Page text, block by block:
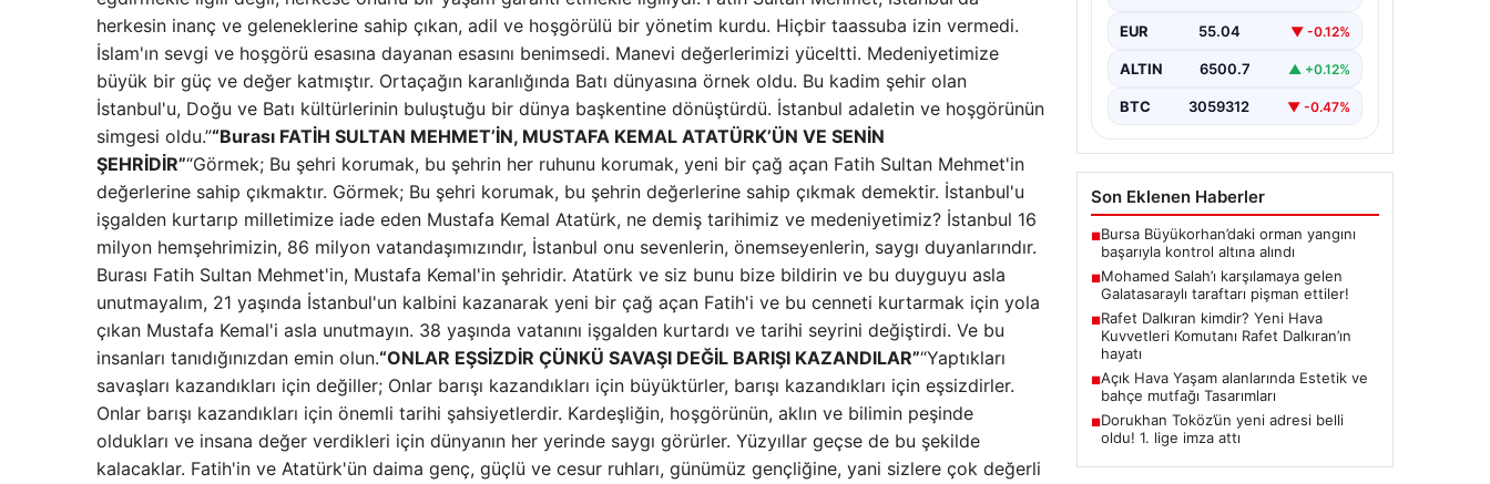
herkesin inanç ve geleneklerine sahip çıkan, adil ve hoşgörülü bir yönetim kurdu. Hiçbir taassuba izin vermedi.
İslam'ın sevgi ve hoşgörü esasına dayanan esasını benimsedi. Manevi değerlerimizi yüceltti. Medeniyetimize
büyük bir güç ve değer katmıştır. Ortaçağın karanlığında Batı dünyasına örnek oldu. Bu kadim şehir olan
İstanbul'u, Doğu ve Batı kültürlerinin buluştuğu bir dünya başkentine dönüştürdü. İstanbul adaletin ve hoşgörünün
simgesi oldu.”“Burası FATİH SULTAN MEHMET’İN, MUSTAFA KEMAL ATATÜRK’ÜN VE SENİN
ŞEHRİDİR”“Görmek; Bu şehri korumak, bu şehrin her ruhunu korumak, yeni bir çağ açan Fatih Sultan Mehmet'in
değerlerine sahip çıkmaktır. Görmek; Bu şehri korumak, bu şehrin değerlerine sahip çıkmak demektir. İstanbul'u
işgalden kurtarıp milletimize iade eden Mustafa Kemal Atatürk, ne demiş tarihimiz ve medeniyetimiz? İstanbul 16
milyon hemşehrimizin, 86 milyon vatandaşımızındır, İstanbul onu sevenlerin, önemseyenlerin, saygı duyanlarındır.
Burası Fatih Sultan Mehmet'in, Mustafa Kemal'in şehridir. Atatürk ve siz bunu bize bildirin ve bu duyguyu asla
unutmayalım, 21 yaşında İstanbul'un kalbini kazanarak yeni bir çağ açan Fatih'i ve bu cenneti kurtarmak için yola
çıkan Mustafa Kemal'i asla unutmayın. 38 yaşında vatanını işgalden kurtardı ve tarihi seyrini değiştirdi. Ve bu
insanları tanıdığınızdan emin olun.“ONLAR EŞSİZDİR ÇÜNKÜ SAVAŞI DEĞİL BARIŞI KAZANDILAR”“Yaptıkları
savaşları kazandıkları için değiller; Onlar barışı kazandıkları için büyüktürler, barışı kazandıkları için eşsizdirler.
Onlar barışı kazandıkları için önemli tarihi şahsiyetlerdir. Kardeşliğin, hoşgörünün, aklın ve bilimin peşinde
oldukları ve insana değer verdikleri için dünyanın her yerinde saygı görürler. Yüzyıllar geçse de bu şekilde
kalacaklar. Fatih'in ve Atatürk'ün daima genç, güçlü ve cesur ruhları, günümüz gençliğine, yani sizlere çok değerli
EUR 55.04 ▼ -0.12%
ALTIN 6500.7 ▲ +0.12%
BTC 3059312 ▼ -0.47%
Son Eklenen Haberler
■Bursa Büyükorhan’daki orman yangını
başarıyla kontrol altına alındı
■Mohamed Salah’ı karşılamaya gelen
Galatasaraylı taraftarı pişman ettiler!
■Rafet Dalkıran kimdir? Yeni Hava
Kuvvetleri Komutanı Rafet Dalkıran’ın
hayatı
■Açık Hava Yaşam alanlarında Estetik ve
bahçe mutfağı Tasarımları
■Dorukhan Toköz’ün yeni adresi belli
oldu! 1. lige imza attı